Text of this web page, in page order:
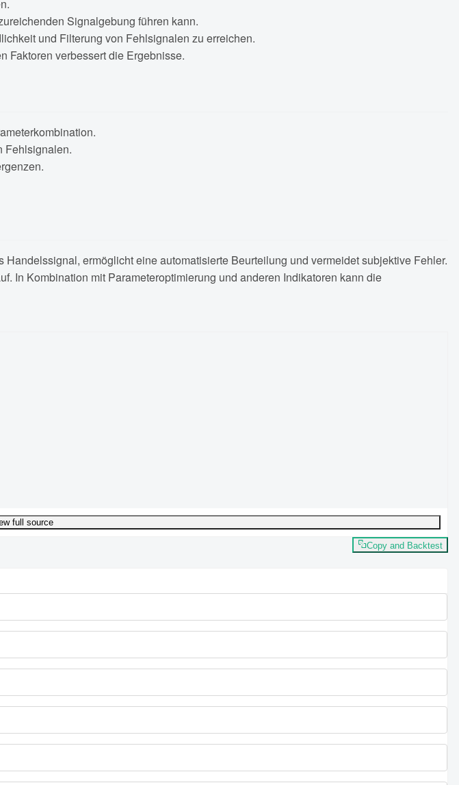
Signalgebung führen kann.
und Filterung von Fehlsignalen zu erreichen.
Faktoren verbessert die Ergebnisse.
Fehlsignalen.
ermöglicht eine automatisierte Beurteilung und vermeidet subjektive Fehler.
In Kombination mit Parameteroptimierung und anderen Indikatoren kann die
full source
Copy and Backtest